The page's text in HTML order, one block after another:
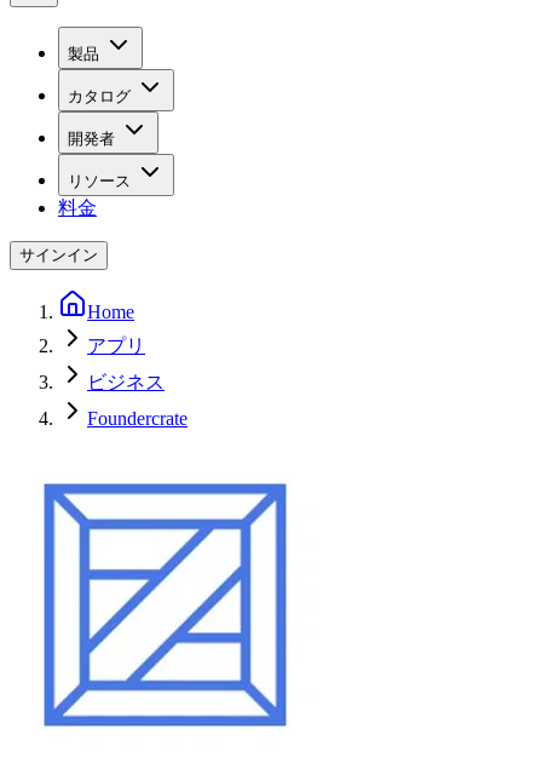
製品
カタログ
開発者
リソース
料金
サインイン
Home
アプリ
ビジネス
Foundercrate